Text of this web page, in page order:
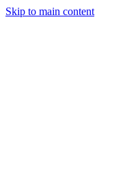
Skip to main content